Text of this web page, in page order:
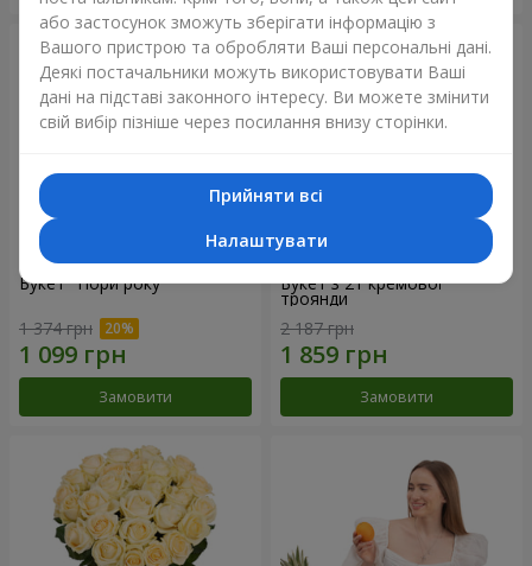
Букет "Пори року"
1 374 грн
Замовити
Букет з 21 кремової
троянди
2 187 грн
Замовити
або застосунок зможуть зберігати інформацію з
Вашого пристрою та обробляти Ваші персональні дані.
Деякі постачальники можуть використовувати Ваші
дані на підставі законного інтересу. Ви можете змінити
свій вибір пізніше через посилання внизу сторінки.
Прийняти всі
Налаштувати